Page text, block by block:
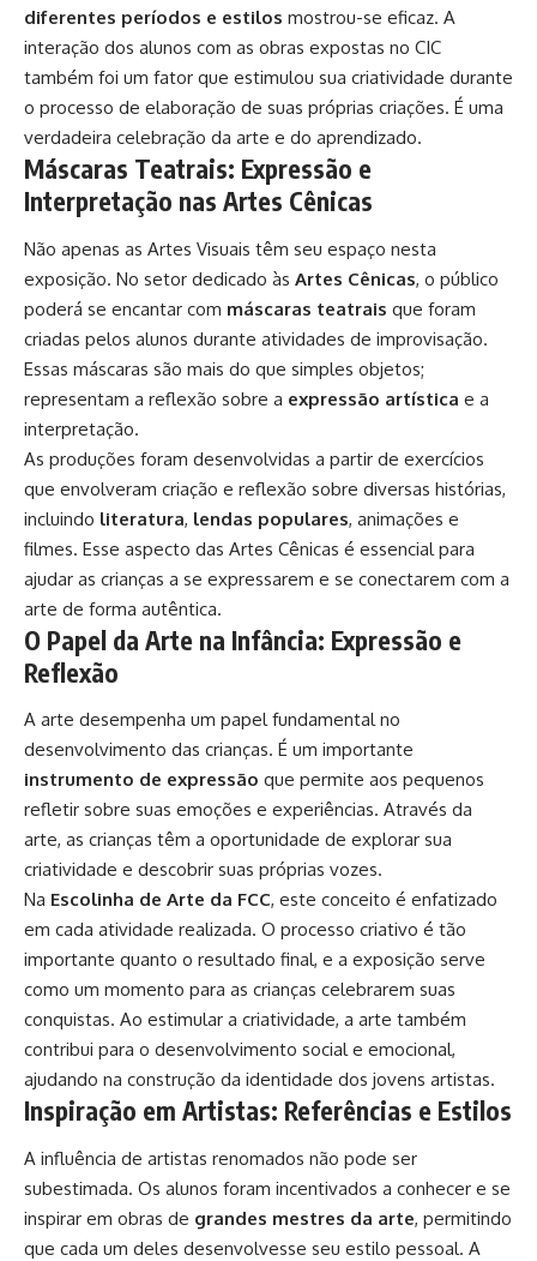
diferentes períodos e estilos mostrou-se eficaz. A
interação dos alunos com as obras expostas no CIC
também foi um fator que estimulou sua criatividade durante
o processo de elaboração de suas próprias criações. É uma
verdadeira celebração da arte e do aprendizado.
Máscaras Teatrais: Expressão e
Interpretação nas Artes Cênicas
Não apenas as Artes Visuais têm seu espaço nesta
exposição. No setor dedicado às Artes Cênicas, o público
poderá se encantar com máscaras teatrais que foram
criadas pelos alunos durante atividades de improvisação.
Essas máscaras são mais do que simples objetos;
representam a reflexão sobre a expressão artística e a
interpretação.
As produções foram desenvolvidas a partir de exercícios
que envolveram criação e reflexão sobre diversas histórias,
incluindo literatura, lendas populares, animações e
filmes. Esse aspecto das Artes Cênicas é essencial para
ajudar as crianças a se expressarem e se conectarem com a
arte de forma autêntica.
O Papel da Arte na Infância: Expressão e
Reflexão
A arte desempenha um papel fundamental no
desenvolvimento das crianças. É um importante
instrumento de expressão que permite aos pequenos
refletir sobre suas emoções e experiências. Através da
arte, as crianças têm a oportunidade de explorar sua
criatividade e descobrir suas próprias vozes.
Na Escolinha de Arte da FCC, este conceito é enfatizado
em cada atividade realizada. O processo criativo é tão
importante quanto o resultado final, e a exposição serve
como um momento para as crianças celebrarem suas
conquistas. Ao estimular a criatividade, a arte também
contribui para o desenvolvimento social e emocional,
ajudando na construção da identidade dos jovens artistas.
Inspiração em Artistas: Referências e Estilos
A influência de artistas renomados não pode ser
subestimada. Os alunos foram incentivados a conhecer e se
inspirar em obras de grandes mestres da arte, permitindo
que cada um deles desenvolvesse seu estilo pessoal. A